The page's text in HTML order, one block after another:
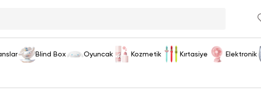
Blind Box Oyuncak Kozmetik Kırtasiye Elektronik